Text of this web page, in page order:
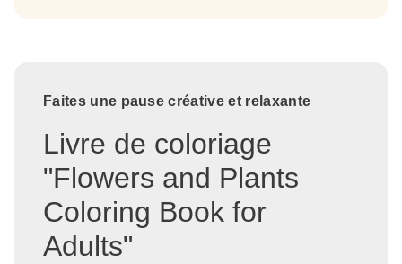
Faites une pause créative et relaxante
Livre de coloriage
"Flowers and Plants
Coloring Book for
Adults"